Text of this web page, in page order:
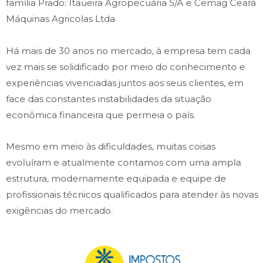
família Prado: Itaueira Agropecuária S/A e Cemag Ceará
Máquinas Agricolas Ltda
Há mais de 30 anos no mercado, à empresa tem cada
vez mais se solidificado por meio do conhecimento e
experiências vivenciadas juntos aos seus clientes, em
face das constantes instabilidades da situação
econômica financeira que permeia o país.
Mesmo em meio às dificuldades, muitas coisas
evoluíram e atualmente contamos com uma ampla
estrutura, modernamente equipada e equipe de
profissionais técnicos qualificados para atender às novas
exigências do mercado.